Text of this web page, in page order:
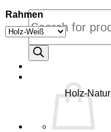
Products
search
Rahmen
Holz-Natur